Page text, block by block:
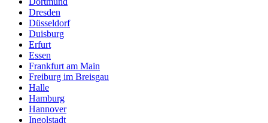
Dresden
Düsseldorf
Duisburg
Erfurt
Essen
Frankfurt am Main
Freiburg im Breisgau
Halle
Hamburg
Hannover
Ingolstadt